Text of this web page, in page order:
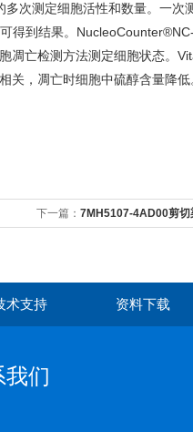
次测定细胞活性和数量。一次
可得到结果。
凋亡检测方法测定细胞状态。
关，凋亡时细胞中硫醇含量降低
下一篇： 7MH5107-4AD00剪切
术支持 资料下载
我们